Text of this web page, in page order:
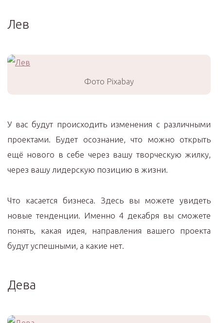
Лев
Фото Pixabay
У вас будут происходить изменения с различными
проектами. Будет осознание, что можно открыть
ещё нового в себе через вашу творческую жилку,
через вашу лидерскую позицию в жизни.
Что касается бизнеса. Здесь вы можете увидеть
новые тенденции. Именно 4 декабря вы сможете
понять, какая идея, направления вашего проекта
будут успешными, а какие нет.
Дева